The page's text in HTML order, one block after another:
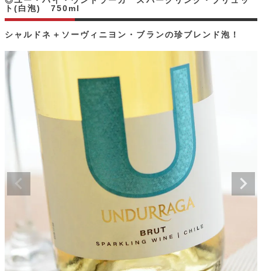
シャルドネ＋ソーヴィニヨン・ブランの珍ブレンド泡！
ト(白泡) 750ml